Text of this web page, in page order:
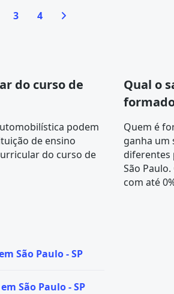
3 4
do curso de
podem
de ensino
do curso de
Qual o
Quem é
ganha um
diferentes
São
com até
São Paulo - SP
São Paulo - SP